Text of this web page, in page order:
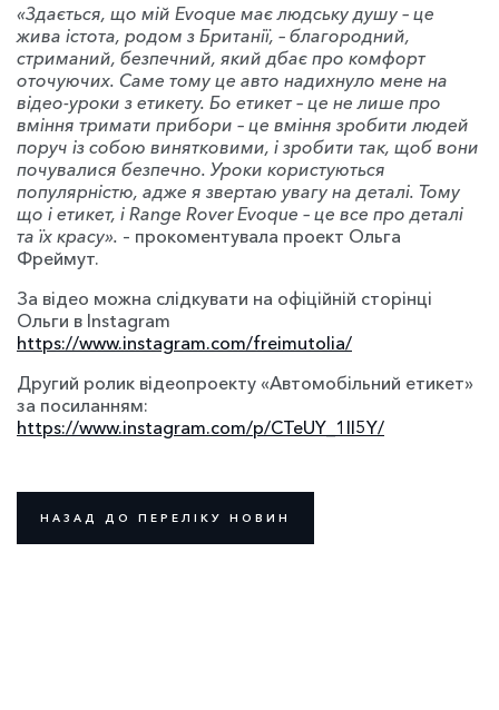
«Здається, що мій Evoque має людську душу – це
жива істота, родом з Британії, – благородний,
стриманий, безпечний, який дбає про комфорт
оточуючих. Саме тому це авто надихнуло мене на
відео-уроки з етикету. Бо етикет – це не лише про
вміння тримати прибори – це вміння зробити людей
поруч із собою винятковими, і зробити так, щоб вони
почувалися безпечно. Уроки користуються
популярністю, адже я звертаю увагу на деталі. Тому
що і етикет, і Range Rover Evoque – це все про деталі
та їх красу». – прокоментувала проект Ольга
Фреймут.
За відео можна слідкувати на офіційній сторінці
Ольги в Instagram
https://www.instagram.com/freimutolia/
Другий ролик відеопроекту «Автомобільний етикет»
за посиланням:
https://www.instagram.com/p/CTeUY_1Il5Y/
НАЗАД ДО ПЕРЕЛІКУ НОВИН